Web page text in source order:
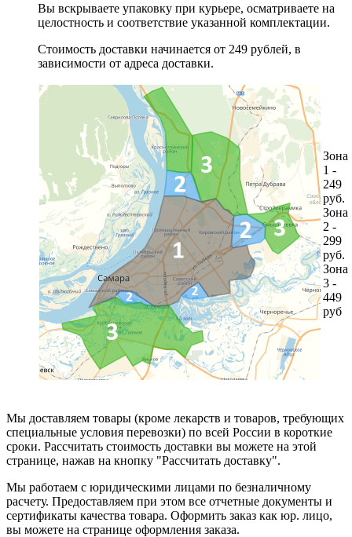
Вы вскрываете упаковку при курьере, осматриваете на
целостность и соответствие указанной комплектации.
Стоимость доставки начинается от 249 рублей, в
зависимости от адреса доставки.
Зона
1 -
249
руб.
Зона
2 -
299
руб.
Зона
3 -
449
руб
Мы доставляем товары (кроме лекарств и товаров, требующих
специальные условия перевозки) по всей России в короткие
сроки. Рассчитать стоимость доставки вы можете на этой
странице, нажав на кнопку "Рассчитать доставку".
Мы работаем с юридическими лицами по безналичному
расчету. Предоставляем при этом все отчетные документы и
сертификаты качества товара. Оформить заказ как юр. лицо,
вы можете на странице оформления заказа.